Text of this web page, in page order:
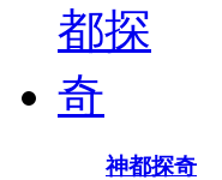
神都探奇